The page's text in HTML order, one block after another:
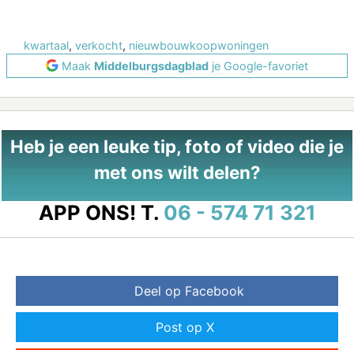
kwartaal, verkocht, nieuwbouwkoopwoningen
Maak Middelburgsdagblad je Google-favoriet
Heb je een leuke tip, foto of video die je
met ons wilt delen?
APP ONS! T. 06 - 574 71 321
Deel op Facebook
Post op X